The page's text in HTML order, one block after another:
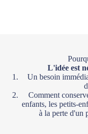
L'idée est
Un besoin
Comment
enfants, les petits-
à la perte d'un